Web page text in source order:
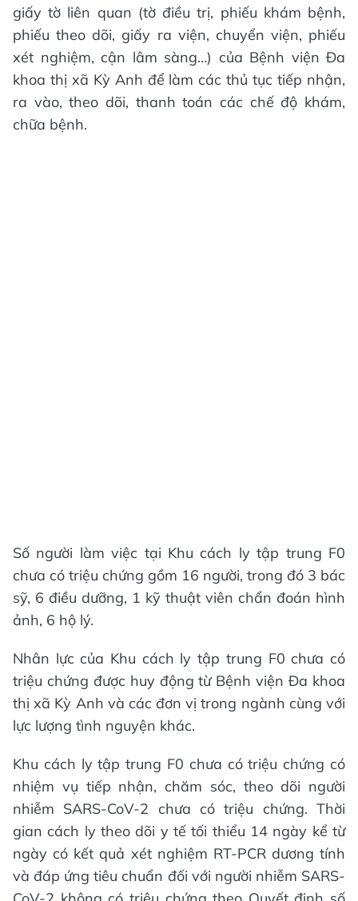
giấy tờ liên quan (tờ điều trị, phiếu khám bệnh,
phiếu theo dõi, giấy ra viện, chuyển viện, phiếu
xét nghiệm, cận lâm sàng…) của Bệnh viện Đa
khoa thị xã Kỳ Anh để làm các thủ tục tiếp nhận,
ra vào, theo dõi, thanh toán các chế độ khám,
chữa bệnh.
Số người làm việc tại Khu cách ly tập trung F0
chưa có triệu chứng gồm 16 người, trong đó 3 bác
sỹ, 6 điều dưỡng, 1 kỹ thuật viên chẩn đoán hình
ảnh, 6 hộ lý.
Nhân lực của Khu cách ly tập trung F0 chưa có
triệu chứng được huy động từ Bệnh viện Đa khoa
thị xã Kỳ Anh và các đơn vị trong ngành cùng với
lực lượng tình nguyện khác.
Khu cách ly tập trung F0 chưa có triệu chứng có
nhiệm vụ tiếp nhận, chăm sóc, theo dõi người
nhiễm SARS-CoV-2 chưa có triệu chứng. Thời
gian cách ly theo dõi y tế tối thiểu 14 ngày kể từ
ngày có kết quả xét nghiệm RT-PCR dương tính
và đáp ứng tiêu chuẩn đối với người nhiễm SARS-